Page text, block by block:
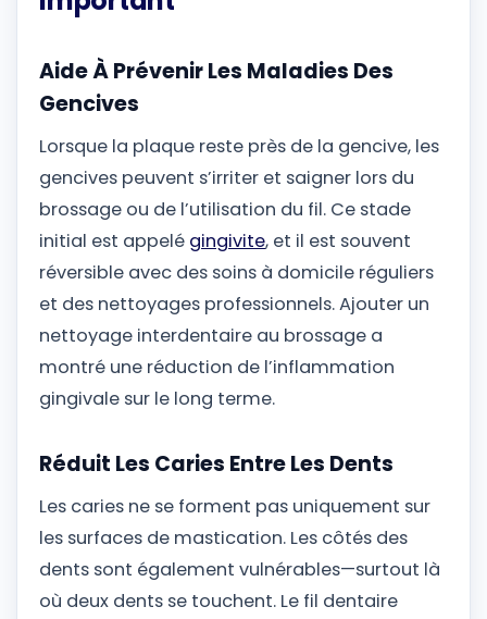
Aide À Prévenir Les Maladies Des
Gencives
Lorsque la plaque reste près de la gencive, les
gencives peuvent s’irriter et saigner lors du
brossage ou de l’utilisation du fil. Ce stade
initial est appelé gingivite, et il est souvent
réversible avec des soins à domicile réguliers
et des nettoyages professionnels. Ajouter un
nettoyage interdentaire au brossage a
montré une réduction de l’inflammation
gingivale sur le long terme.
Réduit Les Caries Entre Les Dents
Les caries ne se forment pas uniquement sur
les surfaces de mastication. Les côtés des
dents sont également vulnérables—surtout là
où deux dents se touchent. Le fil dentaire